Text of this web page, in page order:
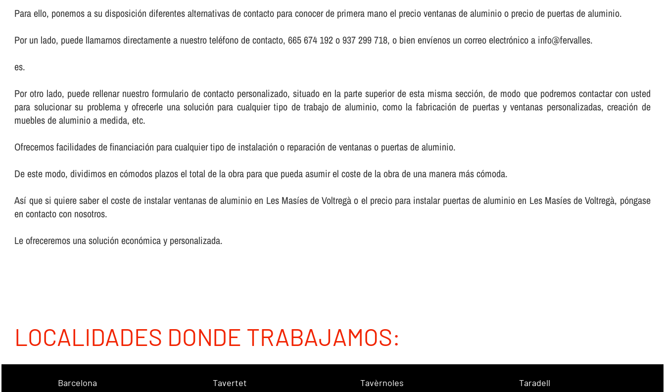
Para ello, ponemos a su disposición diferentes alternativas de contacto para conocer de primera mano el precio ventanas de aluminio o precio de puertas de aluminio.
Por un lado, puede llamarnos directamente a nuestro teléfono de contacto, 665 674 192 o 937 299 718, o bien enví­enos un correo electrónico a info@fervalles.
es.
Por otro lado, puede rellenar nuestro formulario de contacto personalizado, situado en la parte superior de esta misma sección, de modo que podremos contactar con usted
para solucionar su problema y ofrecerle una solución para cualquier tipo de trabajo de aluminio, como la fabricación de puertas y ventanas personalizadas, creación de
muebles de aluminio a medida, etc.
Ofrecemos facilidades de financiación para cualquier tipo de instalación o reparación de ventanas o puertas de aluminio.
De este modo, dividimos en cómodos plazos el total de la obra para que pueda asumir el coste de la obra de una manera más cómoda.
Así­ que si quiere saber el coste de instalar ventanas de aluminio en Les Masíes de Voltregà o el precio para instalar puertas de aluminio en Les Masíes de Voltregà, póngase
en contacto con nosotros.
Le ofreceremos una solución económica y personalizada.
LOCALIDADES DONDE TRABAJAMOS:
Barcelona Tavertet Tavèrnoles Taradell